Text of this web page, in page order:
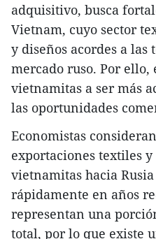
adquisitivo, busca
Vietnam, cuyo sector
y diseños acordes a
mercado ruso. Por ello,
vietnamitas a ser más
las oportunidades
Economistas
exportaciones textiles
vietnamitas hacia
rápidamente en años
representan una
total, por lo que existe